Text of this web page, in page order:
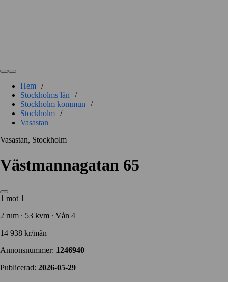
Hem /
Stockholms län
/
Stockholm kommun
/
Stockholm /
Vasastan
Vasastan, Stockholm
Västmannagatan 65
1 mot 1
2 rum ∙ 53 kvm ∙ Vån 4
14 938 kr/mån
Annonsnummer: 1246940
Publicerad: 2026-05-29